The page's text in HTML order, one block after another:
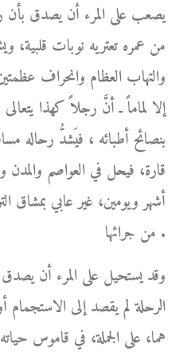
يصعب على المرء أن يصدق بأن
من عمره تعتريه نوبات قلبية،
والتهاب العظام وانحراف
إلا لماماً ـ أنَّ رجلاً كهذا
بنصائح أطبائه ، فيَشدُّ رحاله
قارة، فيحل في العواصم
أشهر ويومين، غير عابي بمشاق
من جرائها .
وقد يستحيل على المرء أن
الرحلة لم يقصد إلى الاستجمام
هما، على الجملة، في قاموس